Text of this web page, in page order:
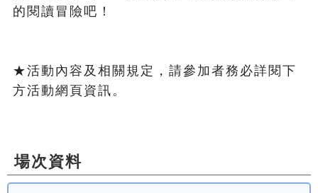
的閱讀冒險吧！
★活動內容及相關規定，請參加者務必詳閱下
方活動網頁資訊。
場次資料